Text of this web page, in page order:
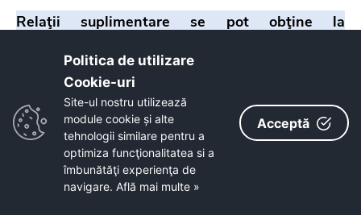
Relaţii suplimentare se pot obţine la
contact: Rais Daniela-Maria - consilier superior)
din cadrul Consiliului Judeţean Bistriţa-Năsăud,
municipiul Bistriţa, Piaţa Petru Rareş nr.1,
telefon 0263-211.460 sau 0263-213.657,
fax:0263214750, e-mail:
rais.daniela@portalbn.ro.
Politica de utilizare
Cookie-uri‎
Site-ul nostru utilizează
module cookie și alte
tehnologii similare pentru a
optimiza funcţionalitatea si a
îmbunătăţi experienţa de
navigare. Află mai multe »
Acceptă